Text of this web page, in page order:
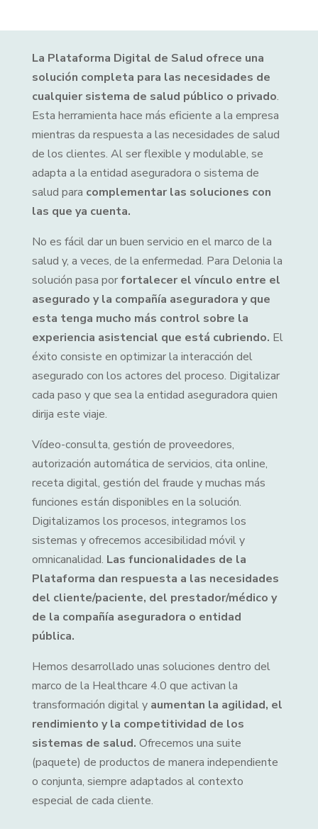
La Plataforma Digital de Salud ofrece una
solución completa para las necesidades de
cualquier sistema de salud público o privado.
Esta herramienta hace más eficiente a la empresa
mientras da respuesta a las necesidades de salud
de los clientes. Al ser flexible y modulable, se
adapta a la entidad aseguradora o sistema de
salud para complementar las soluciones con
las que ya cuenta.
No es fácil dar un buen servicio en el marco de la
salud y, a veces, de la enfermedad. Para Delonia la
solución pasa porfortalecer el vínculo entre el
asegurado y la compañía aseguradora y que
esta tenga mucho más control sobre la
experiencia asistencial que está cubriendo. El
éxito consiste en optimizar la interacción del
asegurado con los actores del proceso. Digitalizar
cada paso y que sea la entidad aseguradora quien
dirija este viaje.
Vídeo-consulta, gestión de proveedores,
autorización automática de servicios, cita online,
receta digital, gestión del fraude y muchas más
funciones están disponibles en la solución.
Digitalizamos los procesos, integramos los
sistemas y ofrecemos accesibilidad móvil y
omnicanalidad. Las funcionalidades de la
Plataforma dan respuesta a las necesidades
del cliente/paciente, del prestador/médico y
de la compañía aseguradora o entidad
pública.
Hemos desarrollado unas soluciones dentro del
marco de la Healthcare 4.0 que activan la
transformación digital y aumentan la agilidad, el
rendimiento y la competitividad de los
sistemas de salud. Ofrecemos una suite
(paquete) de productos de manera independiente
o conjunta, siempre adaptados al contexto
especial de cada cliente.